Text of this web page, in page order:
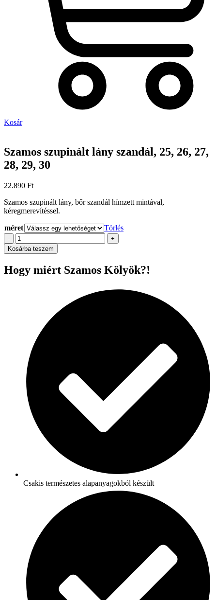
Kosár
Szamos szupinált lány szandál, 25, 26, 27,
28, 29, 30
22.890 Ft
Szamos szupinált lány, bőr szandál hímzett mintával,
kéregmerevítéssel.
méret Törlés
-
Szamos
szupinált
lány
25,
mennyiség
+
Kosárba teszem
Hogy miért Szamos Kölyök?!
Csakis természetes alapanyagokból készült